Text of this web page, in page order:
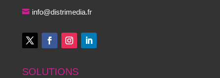
info@distrimedia.fr
SOLUTIONS